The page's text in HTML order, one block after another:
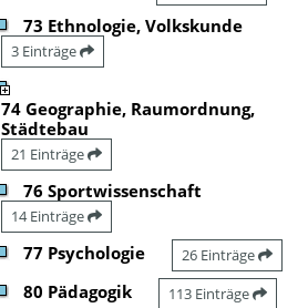
73 Ethnologie, Volkskunde
3 Einträge
74 Geographie, Raumordnung,
Städtebau
21 Einträge
76 Sportwissenschaft
14 Einträge
77 Psychologie 26 Einträge
80 Pädagogik 113 Einträge